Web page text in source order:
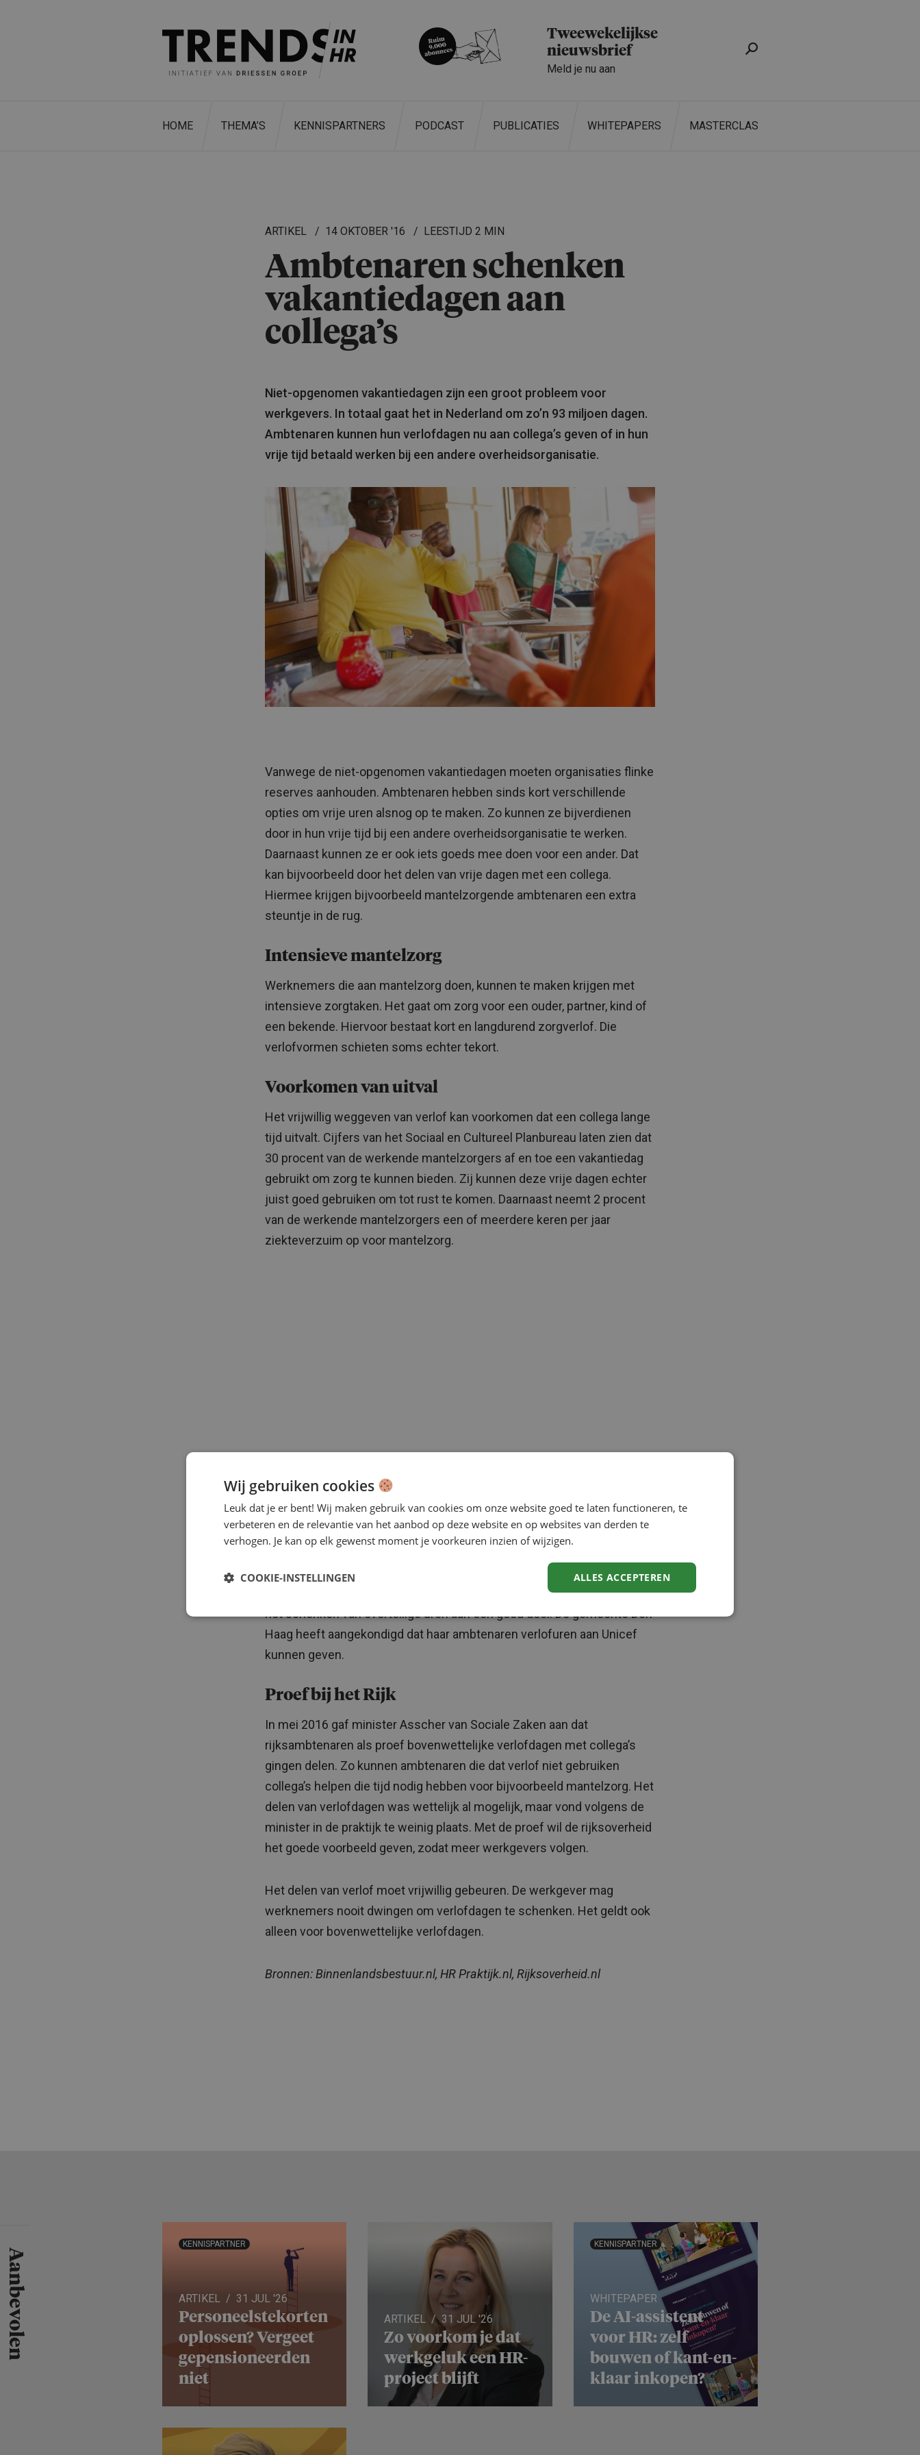
Tweewekelijkse
nieuwsbrief
Meld je nu aan
HOME THEMA’S KENNISPARTNERS PODCAST PUBLICATIES WHITEPAPERS MASTERCLASS
ARTIKEL 14 OKTOBER '16 2 MIN
Ambtenaren schenken
vakantie­dagen aan
collega’s
Niet-opgenomen vakantiedagen zijn een groot probleem voor
werkgevers. In totaal gaat het in Nederland om zo’n 93 miljoen dagen.
Ambtenaren kunnen hun verlofdagen nu aan collega’s geven of in hun
vrije tijd betaald werken bij een andere overheidsorganisatie.
Vanwege de niet-opgenomen vakantiedagen moeten organisaties flinke
reserves aanhouden. Ambtenaren hebben sinds kort verschillende
opties om vrije uren alsnog op te maken. Zo kunnen ze bijverdienen
door in hun vrije tijd bij een andere overheidsorganisatie te werken.
Daarnaast kunnen ze er ook iets goeds mee doen voor een ander. Dat
kan bijvoorbeeld door het delen van vrije dagen met een collega.
Hiermee krijgen bijvoorbeeld mantelzorgende ambtenaren een extra
steuntje in de rug.
Intensieve mantelzorg
Werknemers die aan mantelzorg doen, kunnen te maken krijgen met
intensieve zorgtaken. Het gaat om zorg voor een ouder, partner, kind of
een bekende. Hiervoor bestaat kort en langdurend zorgverlof. Die
verlofvormen schieten soms echter tekort.
Voorkomen van uitval
Het vrijwillig weggeven van verlof kan voorkomen dat een collega lange
tijd uitvalt. Cijfers van het Sociaal en Cultureel Planbureau laten zien dat
30 procent van de werkende mantelzorgers af en toe een vakantiedag
gebruikt om zorg te kunnen bieden. Zij kunnen deze vrije dagen echter
juist goed gebruiken om tot rust te komen. Daarnaast neemt 2 procent
van de werkende mantelzorgers een of meerdere keren per jaar
ziekteverzuim op voor mantelzorg.
Verlof delen in de praktijk
De gemeente Amsterdam heeft al goede ervaringen met het vrijwillig
delen van verlofdagen. In 2015 gaven 87 ambtenaren 170 verlofdagen
aan 43 collega’s met een mantelzorgtaak. De gemeente heeft dan ook
besloten het systeem definitief in te voeren. Een andere mogelijkheid is
het schenken van overtollige uren aan een goed doel. De gemeente Den
Haag heeft aangekondigd dat haar ambtenaren verlofuren aan Unicef
kunnen geven.
Proef bij het Rijk
In mei 2016 gaf minister Asscher van Sociale Zaken aan dat
rijksambtenaren als proef bovenwettelijke verlofdagen met collega’s
gingen delen. Zo kunnen ambtenaren die dat verlof niet gebruiken
collega’s helpen die tijd nodig hebben voor bijvoorbeeld mantelzorg. Het
delen van verlofdagen was wettelijk al mogelijk, maar vond volgens de
minister in de praktijk te weinig plaats. Met de proef wil de rijksoverheid
het goede voorbeeld geven, zodat meer werkgevers volgen.
Het delen van verlof moet vrijwillig gebeuren. De werkgever mag
werknemers nooit dwingen om verlofdagen te schenken. Het geldt ook
alleen voor bovenwettelijke verlofdagen.
Bronnen: Binnenlandsbestuur.nl, HR Praktijk.nl, Rijksoverheid.nl
Aanbevolen ARTIKEL 31 JUL '26
Personeels­te­korten
oplossen? Vergeet
gepensio­neerden
niet
KENNISPARTNER
ARTIKEL 31 JUL '26
Zo voorkom je dat
werkgeluk een HR-
project blijft
WHITEPAPER
De AI-assistent
voor HR: zelf
bouwen of kant-en-
klaar inkopen?
KENNISPARTNER
Wij gebruiken cookies
Leuk dat je er bent! Wij maken gebruik van cookies om onze website goed te laten functioneren, te
verbeteren en de relevantie van het aanbod op deze website en op websites van derden te
verhogen. Je kan op elk gewenst moment je voorkeuren inzien of wijzigen.
ALLES ACCEPTEREN
COOKIE-INSTELLINGEN